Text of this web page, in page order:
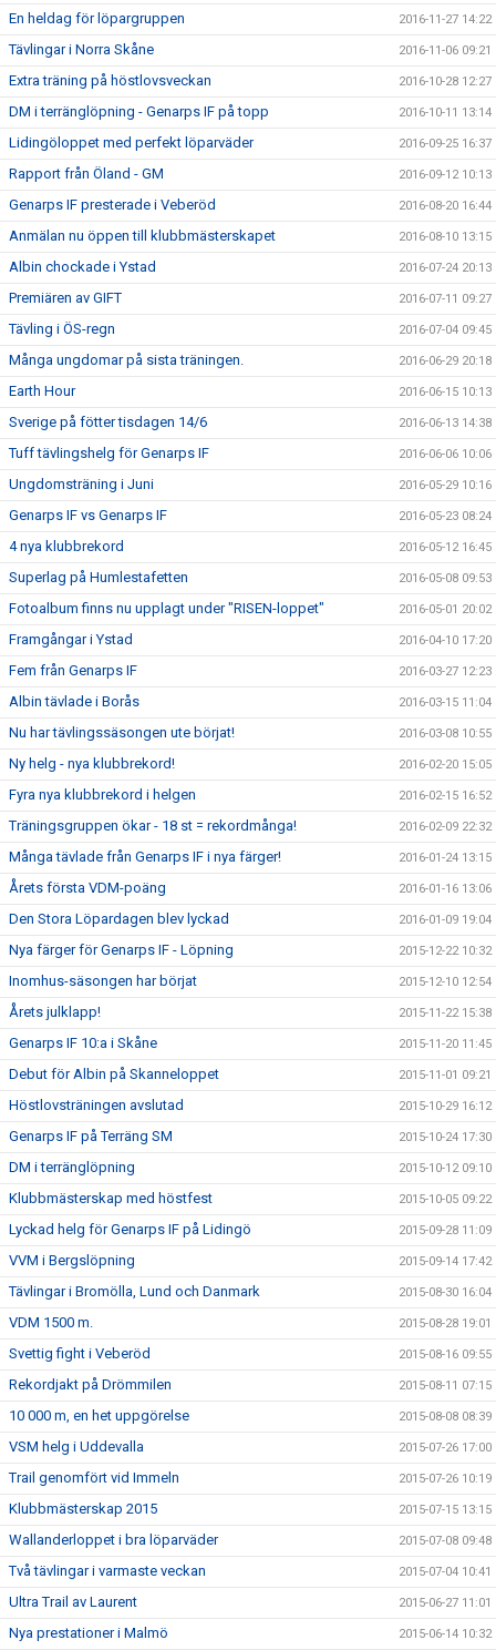
En heldag för löpargruppen 2016-11-27 14:22
Tävlingar i Norra Skåne 2016-11-06 09:21
Extra träning på höstlovsveckan 2016-10-28 12:27
DM i terränglöpning - Genarps IF på topp 2016-10-11 13:14
Lidingöloppet med perfekt löparväder 2016-09-25 16:37
Rapport från Öland - GM 2016-09-12 10:13
Genarps IF presterade i Veberöd 2016-08-20 16:44
Anmälan nu öppen till klubbmästerskapet 2016-08-10 13:15
Albin chockade i Ystad 2016-07-24 20:13
Premiären av GIFT 2016-07-11 09:27
Tävling i ÖS-regn 2016-07-04 09:45
Många ungdomar på sista träningen. 2016-06-29 20:18
Earth Hour 2016-06-15 10:13
Sverige på fötter tisdagen 14/6 2016-06-13 14:38
Tuff tävlingshelg för Genarps IF 2016-06-06 10:06
Ungdomsträning i Juni 2016-05-29 10:16
Genarps IF vs Genarps IF 2016-05-23 08:24
4 nya klubbrekord 2016-05-12 16:45
Superlag på Humlestafetten 2016-05-08 09:53
Fotoalbum finns nu upplagt under "RISEN-loppet" 2016-05-01 20:02
Framgångar i Ystad 2016-04-10 17:20
Fem från Genarps IF 2016-03-27 12:23
Albin tävlade i Borås 2016-03-15 11:04
Nu har tävlingssäsongen ute börjat! 2016-03-08 10:55
Ny helg - nya klubbrekord! 2016-02-20 15:05
Fyra nya klubbrekord i helgen 2016-02-15 16:52
Träningsgruppen ökar - 18 st = rekordmånga! 2016-02-09 22:32
Många tävlade från Genarps IF i nya färger! 2016-01-24 13:15
Årets första VDM-poäng 2016-01-16 13:06
Den Stora Löpardagen blev lyckad 2016-01-09 19:04
Nya färger för Genarps IF - Löpning 2015-12-22 10:32
Inomhus-säsongen har börjat 2015-12-10 12:54
Årets julklapp! 2015-11-22 15:38
Genarps IF 10:a i Skåne 2015-11-20 11:45
Debut för Albin på Skanneloppet 2015-11-01 09:21
Höstlovsträningen avslutad 2015-10-29 16:12
Genarps IF på Terräng SM 2015-10-24 17:30
DM i terränglöpning 2015-10-12 09:10
Klubbmästerskap med höstfest 2015-10-05 09:22
Lyckad helg för Genarps IF på Lidingö 2015-09-28 11:09
VVM i Bergslöpning 2015-09-14 17:42
Tävlingar i Bromölla, Lund och Danmark 2015-08-30 16:04
VDM 1500 m. 2015-08-28 19:01
Svettig fight i Veberöd 2015-08-16 09:55
Rekordjakt på Drömmilen 2015-08-11 07:15
10 000 m, en het uppgörelse 2015-08-08 08:39
VSM helg i Uddevalla 2015-07-26 17:00
Trail genomfört vid Immeln 2015-07-26 10:19
Klubbmästerskap 2015 2015-07-15 13:15
Wallanderloppet i bra löparväder 2015-07-08 09:48
Två tävlingar i varmaste veckan 2015-07-04 10:41
Ultra Trail av Laurent 2015-06-27 11:01
Nya prestationer i Malmö 2015-06-14 10:32